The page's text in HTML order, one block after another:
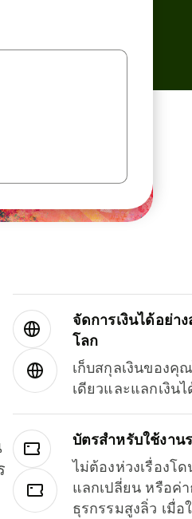
จัดการเงินได้อย่า
โลก
เก็บสกุลเงินของคุ
เดียวและแลกเงินไ
บัตรสำหรับใช้งาน
ไม่ต้องห่วงเรื่องโ
แลกเปลี่ยน หรือค่
ธุรกรรมสูงลิ่ว เมื่อ